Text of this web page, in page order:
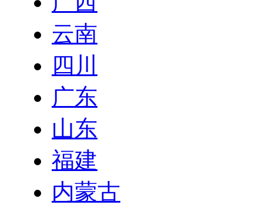
云南
四川
广东
山东
福建
内蒙古